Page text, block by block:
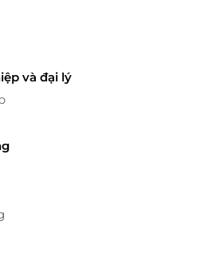
Khang, Cầu Giấy, Hà Nội, Blue
và đại lý